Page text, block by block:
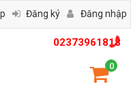
02373961818
0
Đăng ký Đăng nhập